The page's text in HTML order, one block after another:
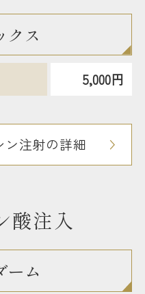
クス
5,000円
ン注射の詳細
酸注入
ーム